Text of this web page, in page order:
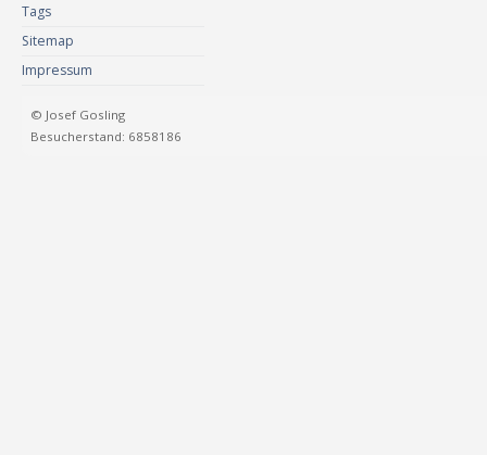
Tags
Sitemap
Impressum
© Josef Gosling
Besucherstand: 6858186